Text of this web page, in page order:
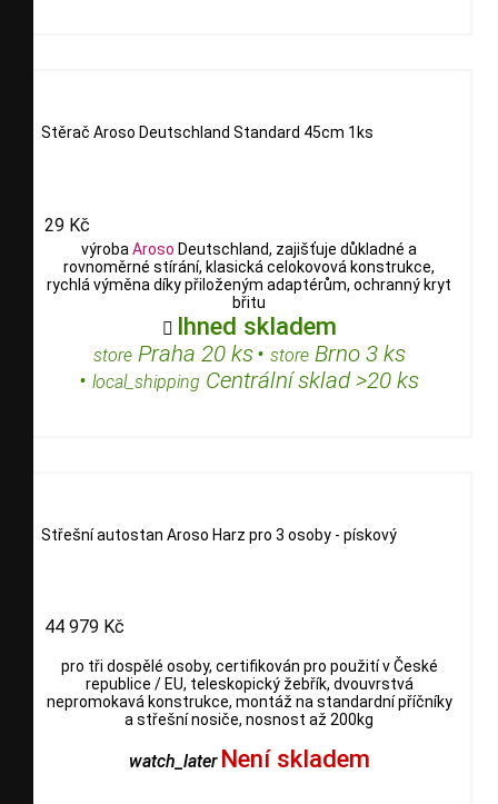
Stěrač Aroso Deutschland Standard 45cm 1ks
29 Kč
výroba Aroso Deutschland, zajišťuje důkladné a
rovnoměrné stírání, klasická celokovová konstrukce,
rychlá výměna díky přiloženým adaptérům, ochranný kryt
břitu
 Ihned skladem
storePraha 20 ks• storeBrno 3 ks
• local_shipping Centrální sklad >20 ks
Střešní autostan Aroso Harz pro 3 osoby - pískový
44 979 Kč
pro tři dospělé osoby, certifikován pro použití v České
republice / EU, teleskopický žebřík, dvouvrstvá
nepromokavá konstrukce, montáž na standardní příčníky
a střešní nosiče, nosnost až 200kg
watch_later Není skladem